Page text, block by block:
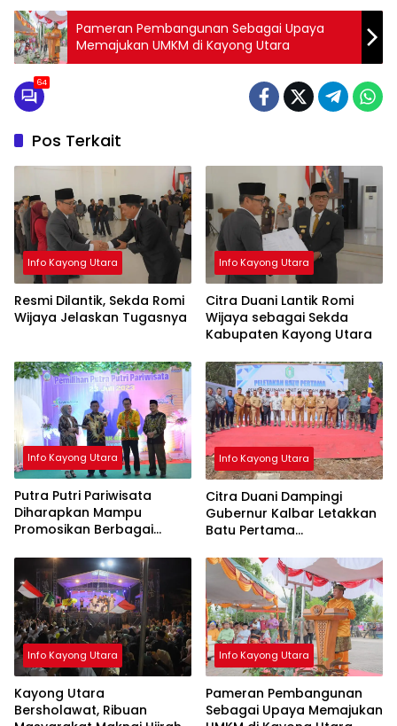
Pameran Pembangunan Sebagai Upaya
Memajukan UMKM di Kayong Utara
64
Pos Terkait
Info Kayong Utara
Resmi Dilantik, Sekda Romi
Wijaya Jelaskan Tugasnya
Info Kayong Utara
Citra Duani Lantik Romi
Wijaya sebagai Sekda
Kabupaten Kayong Utara
Info Kayong Utara
Putra Putri Pariwisata
Diharapkan Mampu
Promosikan Berbagai
Utara
Info Kayong Utara
Citra Duani Dampingi
Gubernur Kalbar Letakkan
Batu Pertama
Simpang Hilir
Info Kayong Utara
Kayong Utara
Bersholawat, Ribuan
Info Kayong Utara
Pameran Pembangunan
Sebagai Upaya Memajukan